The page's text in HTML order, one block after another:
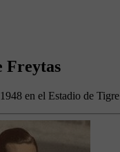
Freytas
en el Estadio de Tigre